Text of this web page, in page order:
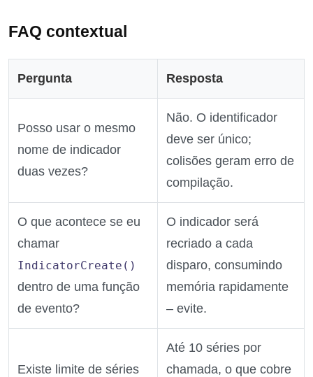
FAQ contextual
Pergunta Resposta
Posso usar o mesmo
nome de indicador
duas vezes?
Não. O identificador
deve ser único;
colisões geram erro de
compilação.
O que acontece se eu
chamar
IndicatorCreate()
dentro de uma função
de evento?
O indicador será
recriado a cada
disparo, consumindo
memória rapidamente
– evite.
Existe limite de séries
Até 10 séries por
chamada, o que cobre